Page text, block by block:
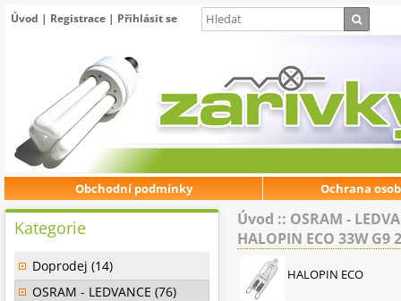
Úvod | Registrace | Přihlásit se
Obchodní podmínky Ochrana
Úvod :: OSRAM -
HALOPIN ECO 33W G9
HALOPIN ECO
Kategorie
Doprodej (14)
OSRAM - LEDVANCE (76)